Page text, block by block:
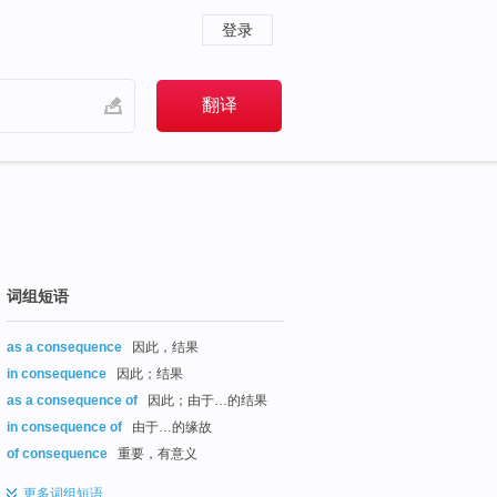
登录
词组短语
as a consequence
因此，结果
in consequence
因此；结果
as a consequence of
因此；由于…的结果
in consequence of
由于…的缘故
of consequence
重要，有意义
更多词组短语